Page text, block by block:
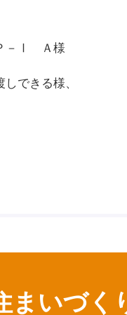
－Ⅰ Ａ様
できる様、
まいづく